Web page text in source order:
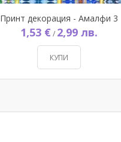
Принт декорация - Амалфи 3
1,53 € / 2,99 лв.
КУПИ